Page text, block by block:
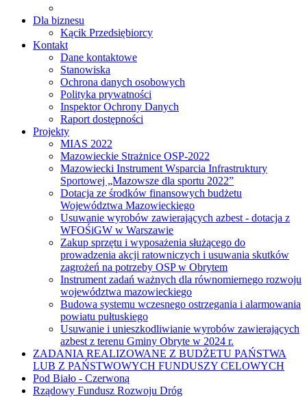
Dla biznesu
Kącik Przedsiębiorcy
Kontakt
Dane kontaktowe
Stanowiska
Ochrona danych osobowych
Polityka prywatności
Inspektor Ochrony Danych
Raport dostępności
Projekty
MIAS 2022
Mazowieckie Strażnice OSP-2022
Mazowiecki Instrument Wsparcia Infrastruktury
Sportowej „Mazowsze dla sportu 2022”
Dotacja ze środków finansowych budżetu
Województwa Mazowieckiego
Usuwanie wyrobów zawierających azbest - dotacja z
WFOŚiGW w Warszawie
Zakup sprzętu i wyposażenia służącego do
prowadzenia akcji ratowniczych i usuwania skutków
zagrożeń na potrzeby OSP w Obrytem
Instrument zadań ważnych dla równomiernego rozwoju
województwa mazowieckiego
Budowa systemu wczesnego ostrzegania i alarmowania
powiatu pułtuskiego
Usuwanie i unieszkodliwianie wyrobów zawierających
azbest z terenu Gminy Obryte w 2024 r.
ZADANIA REALIZOWANE Z BUDŻETU PAŃSTWA
LUB Z PAŃSTWOWYCH FUNDUSZY CELOWYCH
Pod Biało - Czerwoną
Rządowy Fundusz Rozwoju Dróg